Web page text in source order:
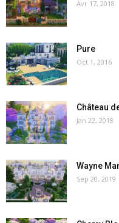
Avr 17, 2018
Pure
Oct 1, 2016
Château
Jan 22, 2018
Wayne
Sep 20, 2019